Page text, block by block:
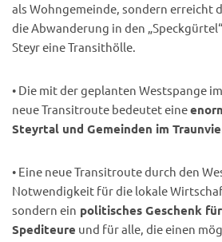
als Wohngemeinde, sondern erreicht
die Abwanderung in den
Steyr eine Transithölle.
• Die mit der geplanten Westspange
neue Transitroute bedeutet eine
Steyrtal und Gemeinden im
• Eine neue Transitroute durch den
Notwendigkeit für die lokale
sondern ein politisches Geschenk
Spediteure und für alle, die einen